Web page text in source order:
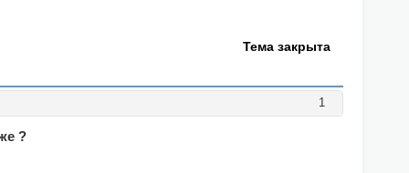
Тема закрыта
1
?